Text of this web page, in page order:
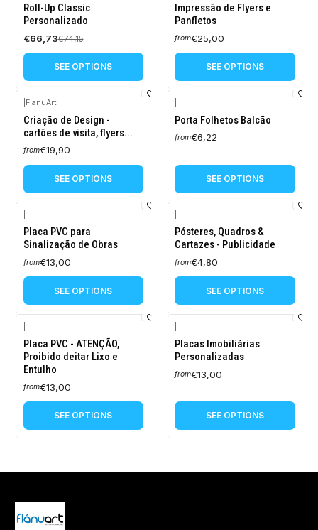
-10%
OFF
Roll-Up Classic
Personalizado
€66,73€74,15
SEE OPTIONS
Impressão de Flyers e
Panfletos
from€25,00
SEE OPTIONS
FlanuArt
Criação de Design -
cartões de visita, flyers...
from€19,90
SEE OPTIONS
Porta Folhetos Balcão
from€6,22
SEE OPTIONS
Placa PVC para
Sinalização de Obras
from€13,00
SEE OPTIONS
Pósteres, Quadros &
Cartazes - Publicidade
from€4,80
SEE OPTIONS
Placa PVC - ATENÇÃO,
Proibido deitar Lixo e
Entulho
from€13,00
SEE OPTIONS
Placas Imobiliárias
Personalizadas
from€13,00
SEE OPTIONS